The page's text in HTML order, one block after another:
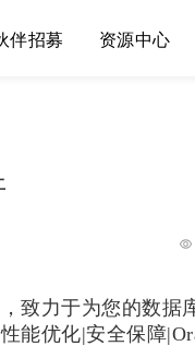
伴招募 资源中心
致力于为您的数据
能优化|安全保障